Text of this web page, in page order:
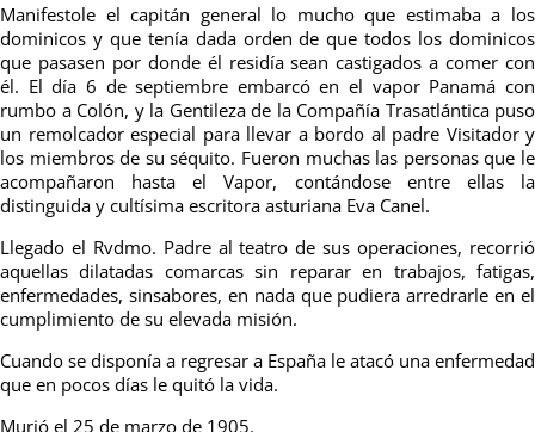
Manifestole el capitán general lo mucho que estimaba a los
dominicos y que tenía dada orden de que todos los dominicos
que pasasen por donde él residía sean castigados a comer con
él. El día 6 de septiembre embarcó en el vapor Panamá con
rumbo a Colón, y la Gentileza de la Compañía Trasatlántica puso
un remolcador especial para llevar a bordo al padre Visitador y
los miembros de su séquito. Fueron muchas las personas que le
acompañaron hasta el Vapor, contándose entre ellas la
distinguida y cultísima escritora asturiana Eva Canel.
Llegado el Rvdmo. Padre al teatro de sus operaciones, recorrió
aquellas dilatadas comarcas sin reparar en trabajos, fatigas,
enfermedades, sinsabores, en nada que pudiera arredrarle en el
cumplimiento de su elevada misión.
Cuando se disponía a regresar a España le atacó una enfermedad
que en pocos días le quitó la vida.
Murió el 25 de marzo de 1905.